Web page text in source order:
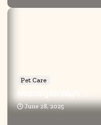
Pet Care
June 28, 2025